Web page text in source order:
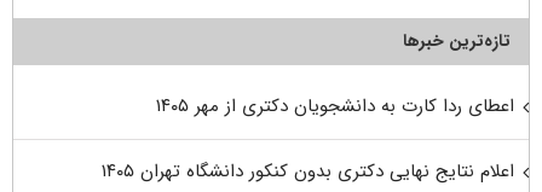
تازه‌ترین خبرها
اعطای ردا کارت به دانشجویان دکتری از مهر ۱۴۰۵
اعلام نتایج نهایی دکتری بدون کنکور دانشگاه تهران ۱۴۰۵